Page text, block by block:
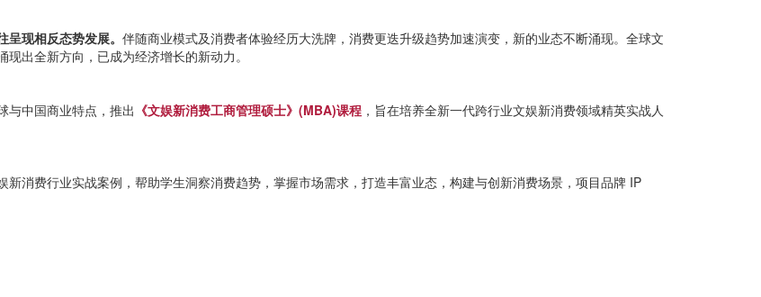
现相反态势发展。 伴随商业模式及消费者体验经历大洗牌，消费更迭升级趋势加速演变，新的业态不断涌现。全球文
出全新方向，已成为经济增长的新动力。
与中国商业特点，推出 《文娱新消费工商管理硕士》(MBA)课程 ，旨在培养全新一代跨行业文娱新消费领域精英实战人
消费行业实战案例，帮助学生洞察消费趋势，掌握市场需求，打造丰富业态，构建与创新消费场景，项目品牌 IP